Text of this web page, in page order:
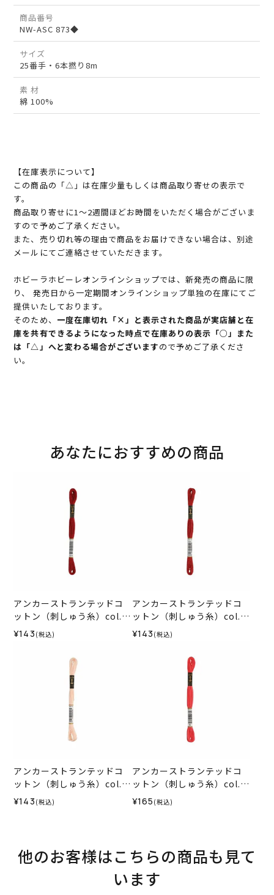
商品番号
NW-ASC 873◆
サイズ
25番手・6本撚り8m
素 材
綿 100%
【在庫表示について】
この商品の「△」は在庫少量もしくは商品取り寄せの表示で
す。
商品取り寄せに1～2週間ほどお時間をいただく場合がございま
すので予めご了承ください。
また、売り切れ等の理由で商品をお届けできない場合は、別途
メールにてご連絡させていただきます。
ホビーラホビーレオンラインショップでは、新発売の商品に限
り、 発売日から一定期間オンラインショップ単独の在庫にてご
提供いたしております。
そのため、 一度在庫切れ「×」と表示された商品が実店舗と在
庫を共有できるようになった時点で在庫ありの表示「○」また
は「△」へと変わる場合がございますので予めご了承くださ
い。
あなたにおすすめの商品
アンカーストランテッドコ
ットン（刺しゅう糸）col.1
015
¥143 (税込)
アンカーストランテッドコ
ットン（刺しゅう糸）col.1
014
¥143 (税込)
アンカーストランテッドコ
ットン（刺しゅう糸）col.1
012
¥143 (税込)
アンカーストランテッドコ
ットン（刺しゅう糸）col.0
035
¥165 (税込)
他のお客様はこちらの商品も見て
います